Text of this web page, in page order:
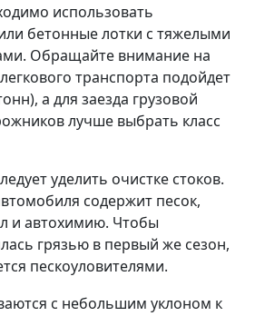
использовать
бетонные лотки с тяжелыми
Обращайте внимание на
транспорта подойдет
а для заезда грузовой
лучше выбрать класс
уделить очистке стоков.
содержит песок,
и автохимию. Чтобы
грязью в первый же сезон,
пескоуловителями.
с небольшим уклоном к